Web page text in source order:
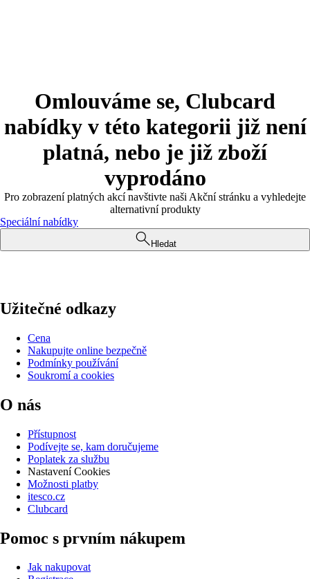
Omlouváme se, Clubcard
nabídky v této kategorii již není
platná, nebo je již zboží
vyprodáno
Pro zobrazení platných akcí navštivte naši Akční stránku a vyhledejte
alternativní produkty
Speciální nabídky
Hledat
Užitečné odkazy
Cena
Nakupujte online bezpečně
Podmínky používání
Soukromí a cookies
O nás
Přístupnost
Podívejte se, kam doručujeme
Poplatek za službu
Nastavení Cookies
Možnosti platby
itesco.cz
Clubcard
Pomoc s prvním nákupem
Jak nakupovat